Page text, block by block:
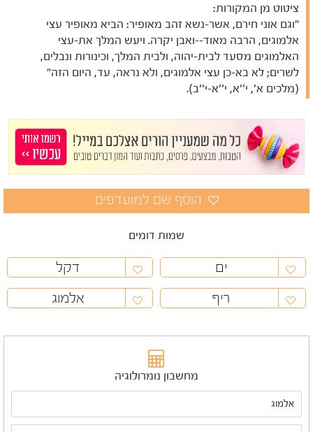
ציטוט מן המקורות:
"וגם אוני חירם, אשר-נשא זהב מאופיר: הביא מאופיר עצי
אלמוגים, הרבה מאוד--ואבן יקרה. ויעש המלך את-עצי
האלמוגים מסעד לבית-יהוה, ולבית המלך, וכינורות ונבלים,
לשרים; לא בא-כן עצי אלמוגים, ולא נראה, עד, היום הזה"
(מלכים א', י''א, י''א-י''ב).
שמות דומים
ים
דקל
ריף
אלמוג
מחשבון נומרולוגיה